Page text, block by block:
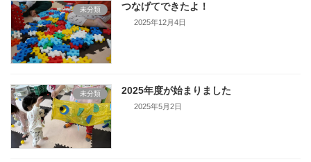
未分類 つなげてできたよ！
2025年12月4日
未分類 2025年度が始まりました
2025年5月2日